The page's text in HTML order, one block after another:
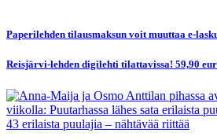
Paperilehden tilausmaksun voit muuttaa e-
Reisjärvi-lehden digilehti tilattavissa! 59,90